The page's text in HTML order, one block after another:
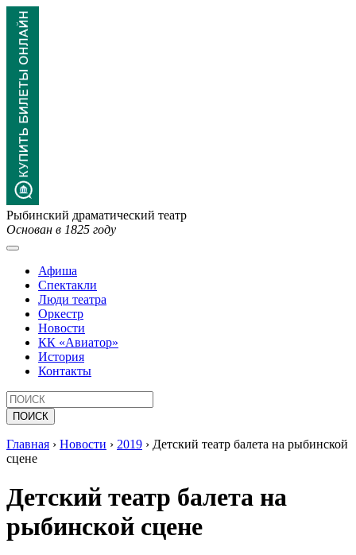
Рыбинский драматический театр
Основан в 1825 году
Афиша
Спектакли
Люди театра
Оркестр
Новости
КК «Авиатор»
История
Контакты
Главная › Новости › 2019 › Детский театр балета на рыбинской
сцене
Детский театр балета на
рыбинской сцене